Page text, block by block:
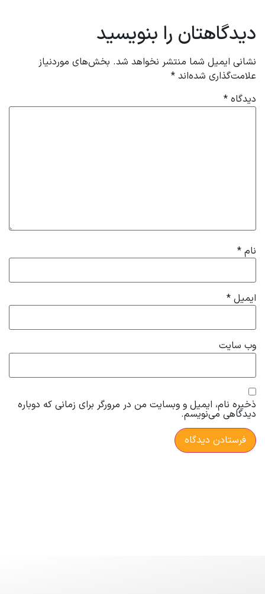
دیدگاهتان را بنویسید
نشانی ایمیل شما منتشر نخواهد شد. بخش‌های موردنیاز
علامت‌گذاری شده‌اند *
دیدگاه *
نام *
ایمیل *
وب‌ سایت
ذخیره نام، ایمیل و وبسایت من در مرورگر برای زمانی که دوباره
دیدگاهی می‌نویسم.